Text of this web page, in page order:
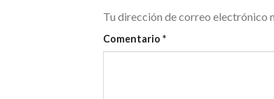
Tu dirección de correo electrónico
Comentario *